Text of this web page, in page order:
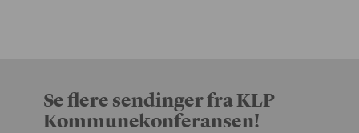
Se flere sendinger fra KLP
Kommunekonferansen!